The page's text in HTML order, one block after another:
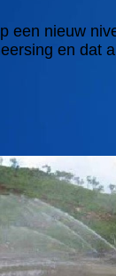
een nieuw
en dat